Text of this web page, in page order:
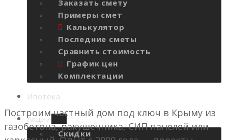
Заказать смету
Примеры смет
Калькулятор
Последние сметы
Сравнить стоимость
График цен
Комплектации
Ипотека
Акции
Скидки
Построим частный дом под ключ в Крыму из
газобетона, ракушечника, СИП панелей или